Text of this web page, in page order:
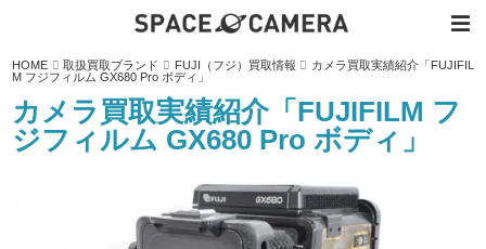
容
ス
キ
ッ
プ
HOME 取扱買取ブランド FUJI（フジ）買取情報
カメラ買取実績紹介「FUJIFIL
M フジフィルム GX680 Pro ボディ」
カメラ買取実績紹介「FUJIFILM フ
ジフィルム GX680 Pro ボディ」